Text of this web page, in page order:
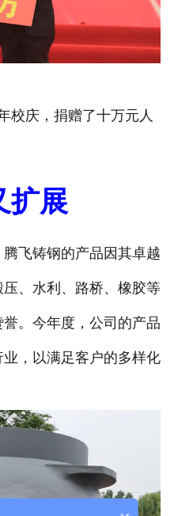
庆，捐赠了十万元人
扩展
飞铸钢的产品因其卓越
、水利、路桥、橡胶等
。今年度，公司的产品
，以满足客户的多样化